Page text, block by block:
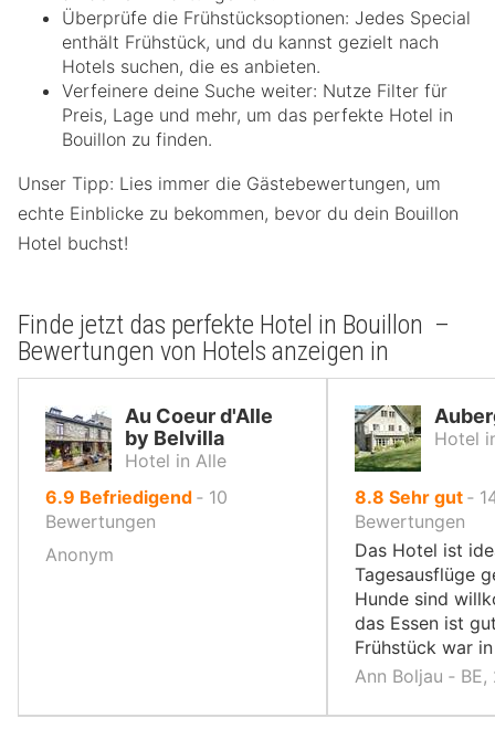
Überprüfe die Frühstücksoptionen: Jedes Special
enthält Frühstück, und du kannst gezielt nach
Hotels suchen, die es anbieten.
Verfeinere deine Suche weiter: Nutze Filter für
Preis, Lage und mehr, um das perfekte Hotel in
Bouillon zu finden.
Unser Tipp: Lies immer die Gästebewertungen, um
echte Einblicke zu bekommen, bevor du dein Bouillon
Hotel buchst!
Finde jetzt das perfekte Hotel in Bouillon –
Bewertungen von Hotels anzeigen in
Au Coeur d'Alle
by Belvilla
Hotel in Alle
6.9 von
10,
Befriedigend ‐ 10
Bewertungen
Anonym
Hotel
8.8 von
10,
Sehr gut ‐
Bewertungen
Das Hotel ist
Tagesausflüge
Hunde sind
das Essen ist
Frühstück war
Ann Boljau ‐